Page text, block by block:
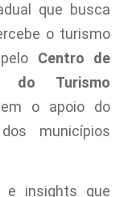
que busca
o turismo
Centro de
do Turismo
o apoio do
municípios
e insights que